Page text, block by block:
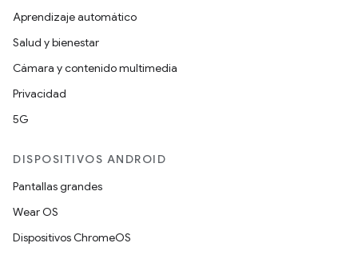
Aprendizaje automático
Salud y bienestar
Cámara y contenido multimedia
Privacidad
5G
DISPOSITIVOS ANDROID
Pantallas grandes
Wear OS
Dispositivos ChromeOS